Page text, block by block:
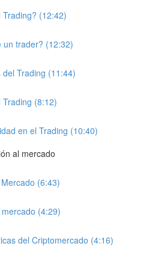
(12:42)
un trader? (12:32)
Trading (11:44)
(8:12)
en el Trading (10:40)
al mercado
(6:43)
(4:29)
del Criptomercado (4:16)